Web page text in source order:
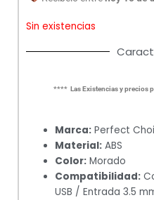
Sin existencias
**** Las Existencias y precios
Marca: Perfect
Material: ABS
Color: Morado
Compatibilidad:
USB / Entrada 3.5